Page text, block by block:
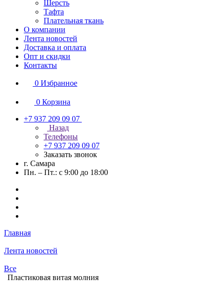
Шерсть
Тафта
Плательная ткань
О компании
Лента новостей
Доставка и оплата
Опт и скидки
Контакты
0 Избранное
0 Корзина
+7 937 209 09 07
Назад
Телефоны
+7 937 209 09 07
Заказать звонок
г. Самара
Пн. – Пт.: с 9:00 до 18:00
Главная
Лента новостей
Все
Пластиковая витая молния